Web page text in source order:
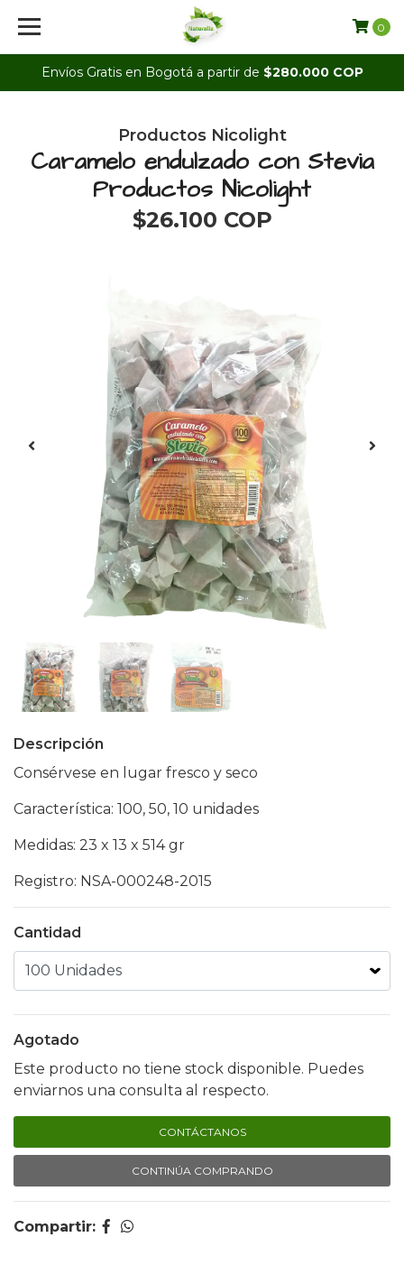
Envíos Gratis en Bogotá a partir de $280.000 COP
0
Productos Nicolight
Caramelo endulzado con Stevia
Productos Nicolight
$26.100 COP
Descripción
Consérvese en lugar fresco y seco
Característica: 100, 50, 10 unidades
Medidas: 23 x 13 x 514 gr
Registro: NSA-000248-2015
Cantidad
Agotado
Este producto no tiene stock disponible. Puedes
enviarnos una consulta al respecto.
CONTÁCTANOS
CONTINÚA COMPRANDO
Compartir: